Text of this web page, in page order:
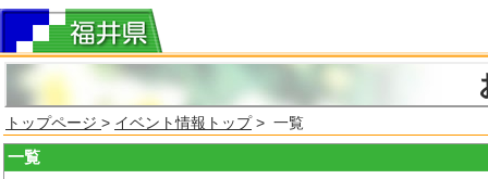
トップページ > イベント情報トップ> 一覧
一覧